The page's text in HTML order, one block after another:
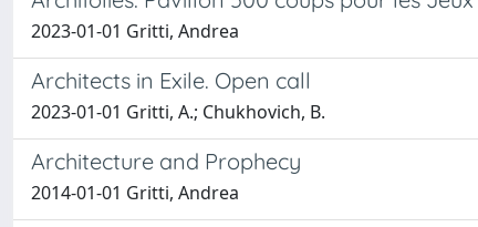
2023-01-01 Gritti, Andrea
Architects in Exile. Open call
2023-01-01 Gritti, A.; Chukhovich, B.
Architecture and Prophecy
2014-01-01 Gritti, Andrea